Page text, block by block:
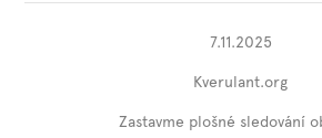
7.11.2025
Kverulant.org
Zastavme plošné sledování